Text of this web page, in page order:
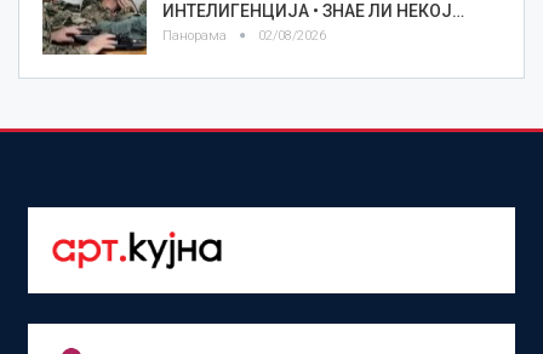
ИНТЕЛИГЕНЦИЈА • ЗНАЕ ЛИ НЕКОЈ…
Панорама 02/08/2026